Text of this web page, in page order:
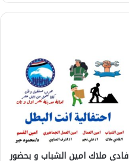
فادي ملاك امين الشباب و بحضور